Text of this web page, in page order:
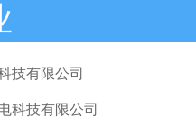
技有限公司
科技有限公司